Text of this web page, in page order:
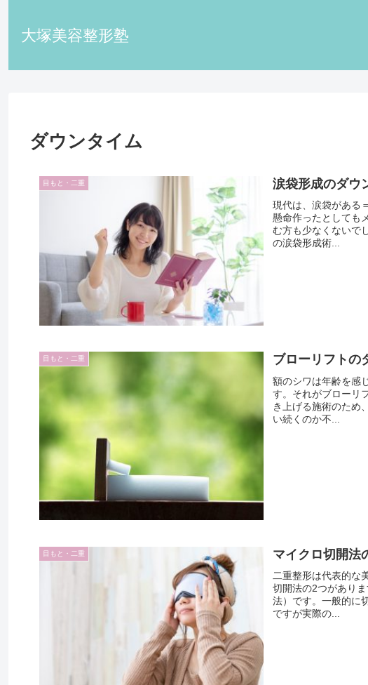
大塚美容整形塾
ダウンタイム
目もと・二重 涙袋形成のダウ
現代は、涙袋がある
懸命作ったとしても
む方も少なくないで
の涙袋形成術...
目もと・二重 ブローリフトの
額のシワは年齢を感
す。それがブローリ
き上げる施術のため
い続くのか不...
目もと・二重 マイクロ切開法
二重整形は代表的な
切開法の2つがあり
法）です。一般的に
ですが実際の...